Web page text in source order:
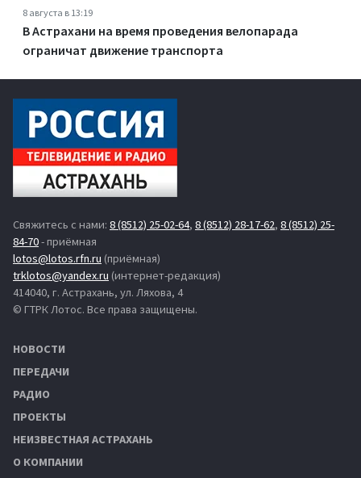
8 августа в 13:19
В Астрахани на время проведения велопарада
ограничат движение транспорта
Свяжитесь с нами: 8 (8512) 25-02-64, 8 (8512) 28-17-62, 8 (8512) 25-
84-70- приёмная
lotos@lotos.rfn.ru (приёмная)
trklotos@yandex.ru (интернет-редакция)
414040, г. Астрахань, ул. Ляхова, 4
© ГТРК Лотос. Все права защищены.
НОВОСТИ
ПЕРЕДАЧИ
РАДИО
ПРОЕКТЫ
НЕИЗВЕСТНАЯ АСТРАХАНЬ
О КОМПАНИИ